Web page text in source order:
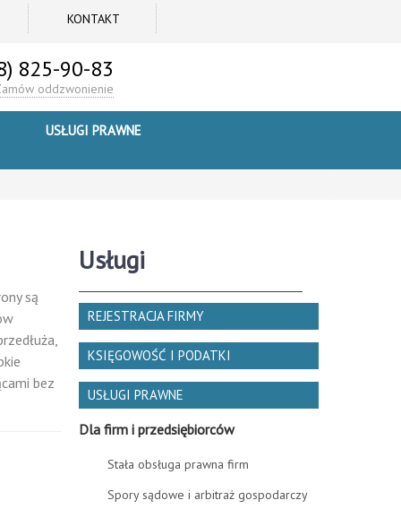
KONTAKT
825-90-83
oddzwonienie
USŁUGI PRAWNE
są
bez
Usługi
REJESTRACJA FIRMY
KSIĘGOWOŚĆ I PODATKI
USŁUGI PRAWNE
Dla firm i przedsiębiorców
Stała obsługa prawna firm
Spory sądowe i arbitraż gospodarczy